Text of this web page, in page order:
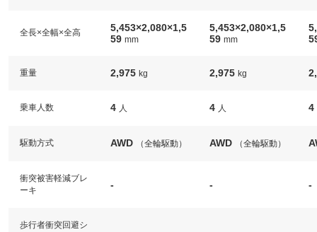
全長×全幅×全高
5,453×2,080×1,5
59 mm
5,453×2,080×1,5
59 mm
重量 2,975 kg 2,975 kg
乗車人数 4 人 4 人 4
駆動方式 AWD （全輪駆動） AWD （全輪駆動）
衝突被害軽減ブレ
ーキ
- - -
歩行者衝突回避シ